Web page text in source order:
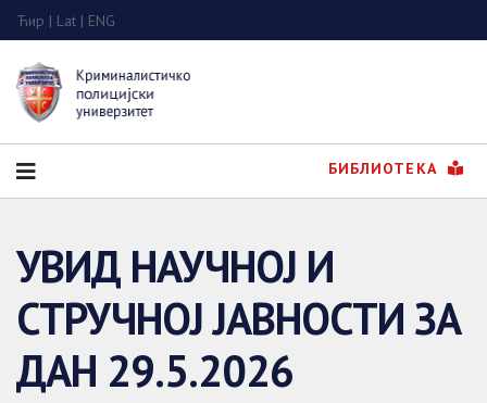
Ћир | Lat | ENG
БИБЛИОТЕКА
УВИД НАУЧНОЈ И
СТРУЧНОЈ ЈАВНОСТИ ЗА
ДАН 29.5.2026